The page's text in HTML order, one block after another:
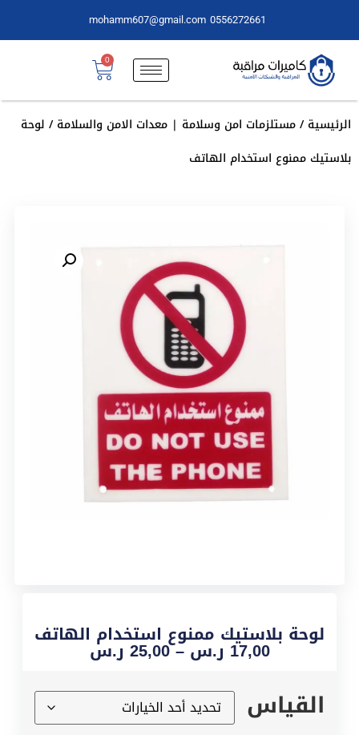
0556272661
mohamm607@gmail.com
0
الرئيسية/مستلزمات امن وسلامة | معدات الامن والسلامة/ لوحة
بلاستيك ممنوع استخدام الهاتف
لوحة بلاستيك ممنوع استخدام الهاتف
17,00 ر.س –
25,00 ر.س
القياس